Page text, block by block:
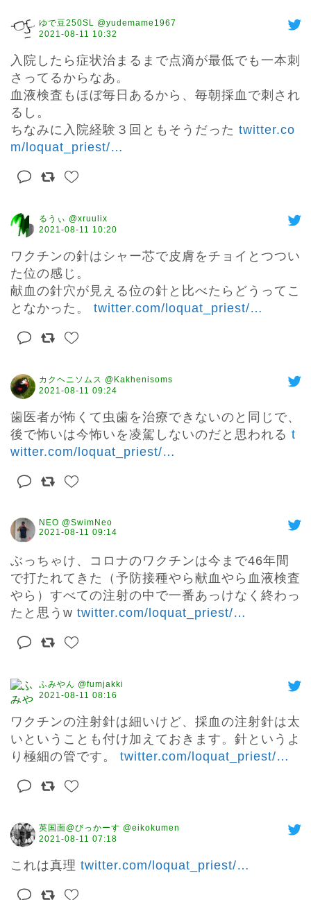
ゆで豆250SL @yudemame1967
2021-08-11 10:32
入院したら症状治まるまで点滴が最低でも一本刺
さってるからなあ。
血液検査もほぼ毎日あるから、毎朝採血で刺され
るし。
ちなみに入院経験３回ともそうだった twitter.co
m/loquat_priest/…
るうぃ @xruulix
2021-08-11 10:20
ワクチンの針はシャー芯で皮膚をチョイとつつい
た位の感じ。
献血の針穴が見える位の針と比べたらどうってこ
となかった。 twitter.com/loquat_priest/…
カクヘニソムス @Kakhenisoms
2021-08-11 09:24
歯医者が怖くて虫歯を治療できないのと同じで、
後で怖いは今怖いを凌駕しないのだと思われる t
witter.com/loquat_priest/…
NEO @SwimNeo
2021-08-11 09:14
ぶっちゃけ、コロナのワクチンは今まで46年間
で打たれてきた（予防接種やら献血やら血液検査
やら）すべての注射の中で一番あっけなく終わっ
たと思うw twitter.com/loquat_priest/…
ふみやん @fumjakki
2021-08-11 08:16
ワクチンの注射針は細いけど、採血の注射針は太
いということも付け加えておきます。針というよ
り極細の管です。 twitter.com/loquat_priest/…
英国面@びっかーす @eikokumen
2021-08-11 07:18
これは真理 twitter.com/loquat_priest/…